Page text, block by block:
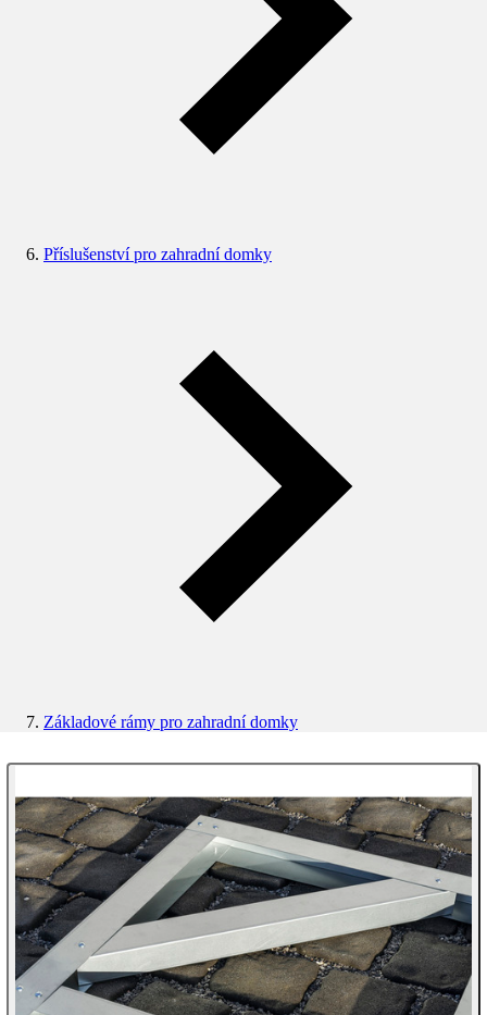
Příslušenství pro zahradní domky
Základové rámy pro zahradní domky